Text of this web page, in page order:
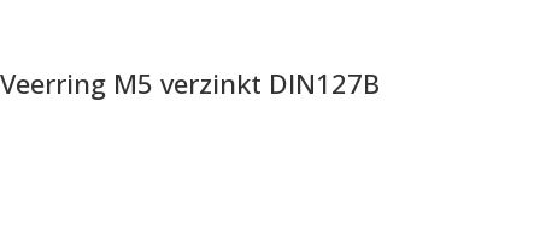
Veerring M5 verzinkt DIN127B